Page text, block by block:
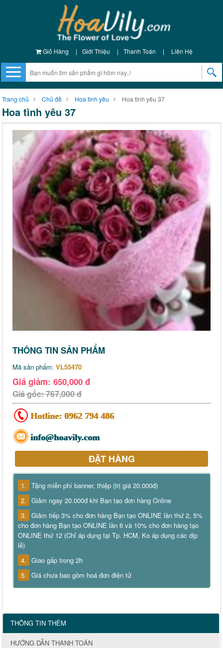
Giỏ Hàng | Giới Thiệu | Thanh Toán | Liên Hệ
Trang chủ Chủ đề Hoa tình yêu Hoa tình yêu 37
Hoa tình yêu 37
THÔNG TIN SẢN PHẨM
Mã sản phẩm: VL55470
Giá giảm: 650,000 đ
Giá gốc: 767,000 đ
Hotline: 0962 794 486
info@hoavily.com
ĐẶT HÀNG
1. Tặng miễn phí banner, thiệp (trị giá 20.000đ)
2. Giảm ngay 20.000đ khi Bạn tạo đơn hàng Online
3. Giảm tiếp 3% cho đơn hàng Bạn tạo ONLINE lần thứ 2, 5%
cho đơn hàng Bạn tạo ONLINE lần 6 và 10% cho đơn hàng tạo
ONLINE thứ 12 (Chỉ áp dụng tại Tp. HCM, Ko áp dụng các dịp
lễ)
4. Giao gấp trong 2h
5. Giá chưa bao gồm hoá đơn điện tử
THÔNG TIN THÊM
HƯỚNG DẪN THANH TOÁN